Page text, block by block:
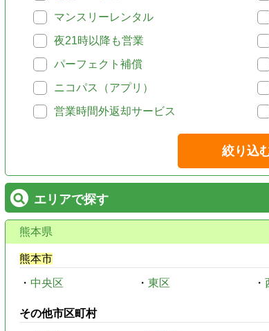
マンスリーレンタル
夜21時以降も営業
パーフェクト補償
ニコパス（アプリ）
営業時間外返却サービス
絞り込
エリアで探す
熊本県
熊本市
・ 中央区 ・ 東区 ・
その他市区町村